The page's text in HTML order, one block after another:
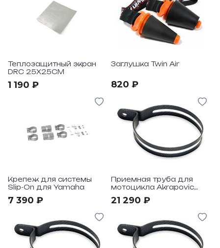
Теплозащитный экран
DRC 25X25CM
1 190 ₽
Заглушка Twin Air
820 ₽
Крепеж для системы
Slip-On для Yamaha
7 390 ₽
Приемная труба для
мотоцикла Akrapovic
YZ450F
21 290 ₽